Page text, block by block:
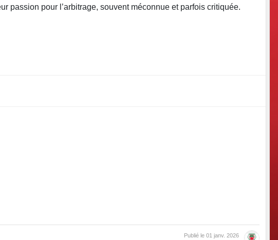
passion pour l’arbitrage, souvent méconnue et parfois critiquée.
Publié le 01 janv. 2026